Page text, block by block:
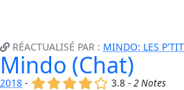
RÉACTUALISÉ PAR : MINDO: LES
Mindo (Chat)
2018 - (x) (x) (x) (x) ()
3.8 -2 Notes